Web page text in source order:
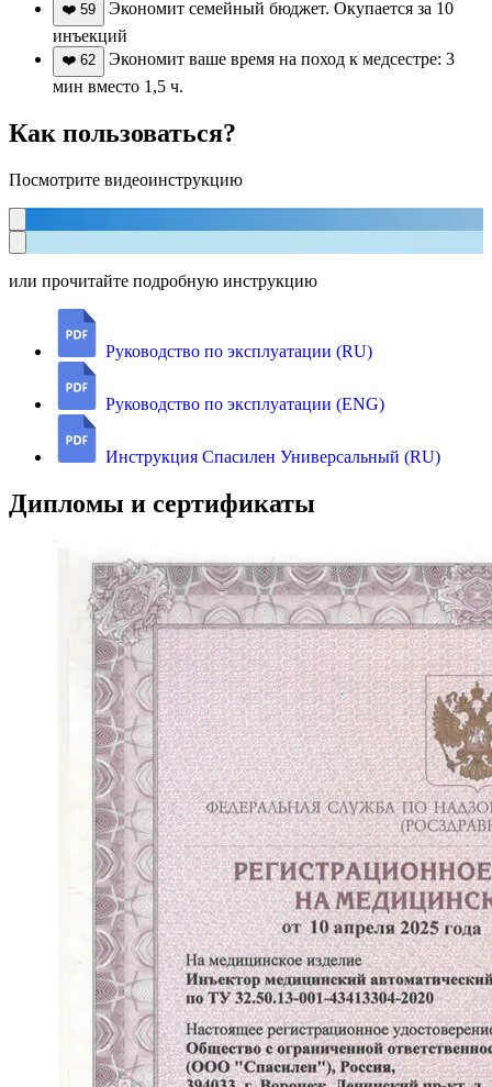
❤️ 59
Экономит семейный бюджет. Окупается за 10
инъекций
❤️ 62
Экономит ваше время на поход к медсестре: 3
мин вместо 1,5 ч.
Как пользоваться?
Посмотрите видеоинструкцию
или прочитайте подробную инструкцию
Руководство по эксплуатации (RU)
Руководство по эксплуатации (ENG)
Инструкция Спасилен Универсальный (RU)
Дипломы и сертификаты